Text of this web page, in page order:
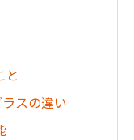
と
スの違い